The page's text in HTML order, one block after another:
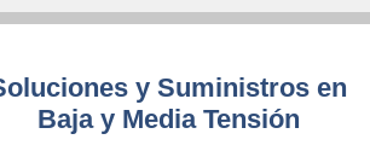
y Suministros en
Baja y Media Tensión